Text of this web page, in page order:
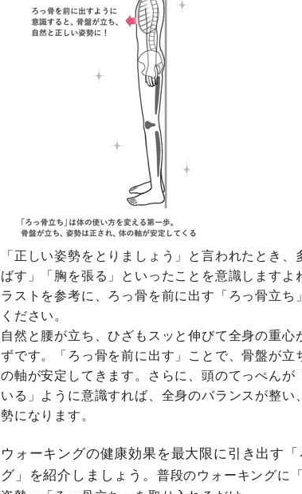
「正しい姿勢をとりましょう」と言われたとき、
ばす」「胸を張る」といったことを意識しますよ
ラストを参考に、ろっ骨を前に出す「ろっ骨立ち
ください。
自然と腰が立ち、ひざもスッと伸びて全身の重心
ずです。「ろっ骨を前に出す」ことで、骨盤が立
の軸が安定してきます。さらに、頭のてっぺんが
いる」ように意識すれば、全身のバランスが整い
勢になります。
ウォーキングの健康効果を最大限に引き出す
グ」を紹介しましょう。 普段のウォーキングに